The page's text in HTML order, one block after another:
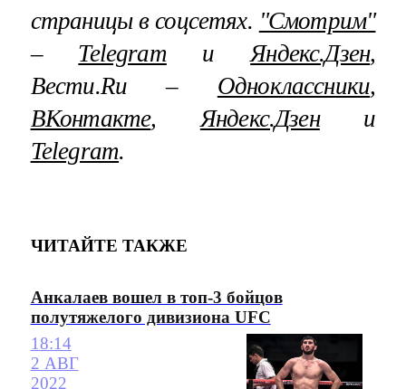
страницы в соцсетях. "Смотрим"
– TelegramиЯндекс.Дзен,
Вести.Ru – Одноклассники,
ВКонтакте,Яндекс.Дзени
Telegram.
ЧИТАЙТЕ ТАКЖЕ
Анкалаев вошел в топ-3 бойцов
полутяжелого дивизиона UFC
18:14
2 АВГ
2022